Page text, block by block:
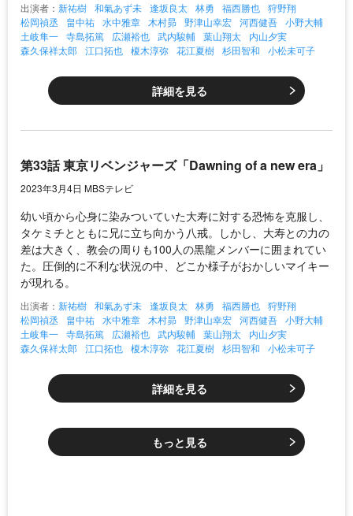
出演者： 新祐樹 和氣あず未 逢坂良太 林勇 福西勝也 狩野翔
松岡禎丞
畠中祐 水中雅章 木村昴 野津山幸宏 河西健吾 小野大輔
土岐隼一 寺島拓篤 広瀬裕也 武内駿輔 葉山翔太
内山夕実
森久保祥太郎 江口拓也 榎木淳弥 花江夏樹 杉田智和 小松未可子
詳細を見る
第33話 東京リベンジャーズ「Dawning of a new era」
2023年3月4日 MBSテレビ
幼い頃から心身に染みついていた大寿に対する恐怖を克服し、
タケミチとともに兄に立ち向かう八戒。しかし、大寿との力の
差は大きく、教会の周りも100人の黒龍メンバーに囲まれてい
た。圧倒的に不利な状況の中、どこか様子がおかしいマイキー
が現れる。
出演者： 新祐樹 和氣あず未 逢坂良太 林勇 福西勝也 狩野翔
松岡禎丞
畠中祐 水中雅章 木村昴 野津山幸宏 河西健吾 小野大輔
土岐隼一 寺島拓篤 広瀬裕也 武内駿輔 葉山翔太
内山夕実
森久保祥太郎 江口拓也 榎木淳弥 花江夏樹 杉田智和 小松未可子
詳細を見る
もっと見る